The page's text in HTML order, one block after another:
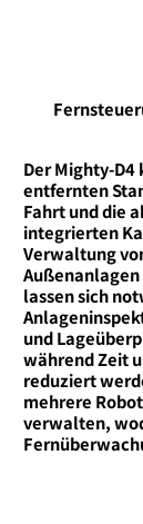
Der Mighty-
entfernten
Fahrt und die
integrierten
Verwaltung
lassen sich
und
während Zeit
reduziert
mehrere
verwalten,